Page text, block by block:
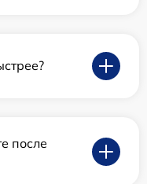
после